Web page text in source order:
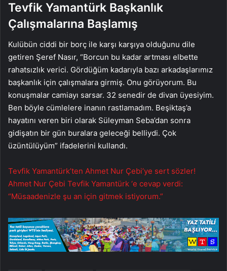
Tevfik Yamantürk Başkanlık
Çalışmalarına Başlamış
Kulübün ciddi bir borç ile karşı karşıya olduğunu dile
getiren Şeref Nasır, “Borcun bu kadar artması elbette
rahatsızlık verici. Gördüğüm kadarıyla bazı arkadaşlarımız
başkanlık için çalışmalara girmiş. Onu görüyorum. Bu
konuşmalar camiayı sarsar. 32 senedir de divan üyesiyim.
Ben böyle cümlelere inanın rastlamadım. Beşiktaş’a
hayatını veren biri olarak Süleyman Seba’dan sonra
gidişatın bir gün buralara geleceği belliydi. Çok
üzüntülüyüm” ifadelerini kullandı.
Tevfik Yamantürk’ten Ahmet Nur Çebi’ye sert sözler!
Ahmet Nur Çebi Tevfik Yamantürk ‘e cevap verdi:
“Müsaadenizle şu an için gitmek istiyorum.”